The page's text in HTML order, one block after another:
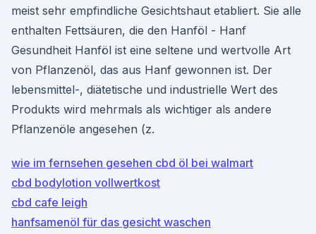
meist sehr empfindliche Gesichtshaut etabliert. Sie alle
enthalten Fettsäuren, die den Hanföl - Hanf
Gesundheit Hanföl ist eine seltene und wertvolle Art
von Pflanzenöl, das aus Hanf gewonnen ist. Der
lebensmittel-, diätetische und industrielle Wert des
Produkts wird mehrmals als wichtiger als andere
Pflanzenöle angesehen (z.
wie im fernsehen gesehen cbd öl bei walmart
cbd bodylotion vollwertkost
cbd cafe leigh
hanfsamenöl für das gesicht waschen